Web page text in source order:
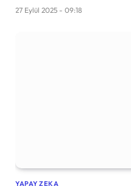
27 Eylül 2025 - 09:18
YAPAY ZEKA